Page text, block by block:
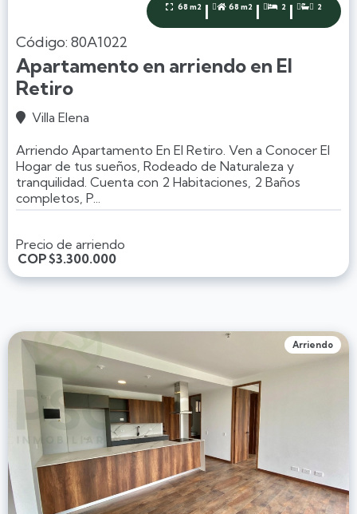
 68 m2 |  68 m2 |  2 |  2
Código: 80A1022
Apartamento en arriendo en El
Retiro
 Villa Elena
Arriendo Apartamento En El Retiro. Ven a Conocer El
Hogar de tus sueños, Rodeado de Naturaleza y
tranquilidad. Cuenta con 2 Habitaciones, 2 Baños
completos, P...
Precio de arriendo
COP$3.300.000
Arriendo